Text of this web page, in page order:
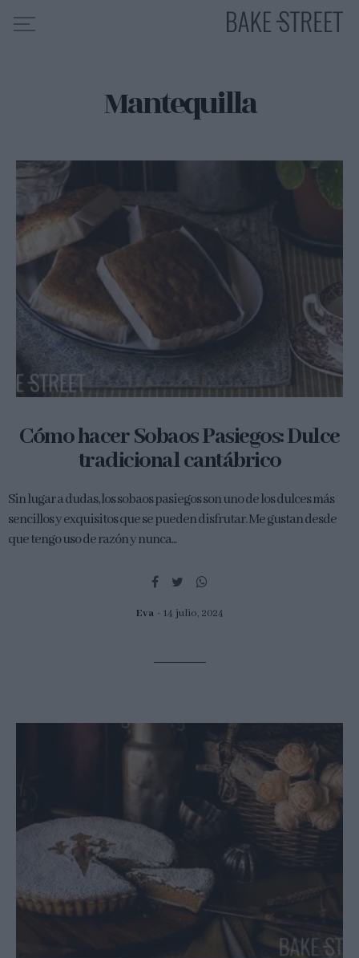
HOME
INDICE DE RECETAS
CONTACTO
Mantequilla
Cómo hacer Sobaos Pasiegos: Dulce
tradicional cantábrico
Sin lugar a dudas, los sobaos pasiegos son uno de los dulces más
sencillos y exquisitos que se pueden disfrutar. Me gustan desde
que tengo uso de razón y nunca...
Eva 14 julio, 2024